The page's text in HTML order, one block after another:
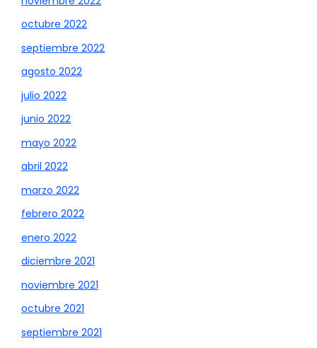
octubre 2022
septiembre 2022
agosto 2022
julio 2022
junio 2022
mayo 2022
abril 2022
marzo 2022
febrero 2022
enero 2022
diciembre 2021
noviembre 2021
octubre 2021
septiembre 2021